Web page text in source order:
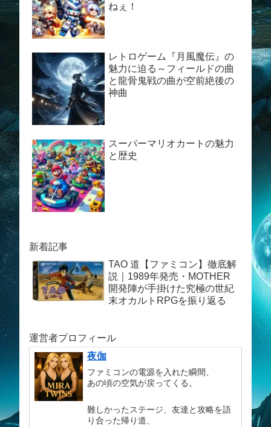
ねぇ！
レトロゲーム『月風魔伝』の
魅力に迫る～フィールドの曲
と龍骨鬼戦の曲が空前絶後の
神曲
スーパーマリオカートの魅力
と歴史
新着記事
TAO 道【ファミコン】徹底解
説｜1989年発売・MOTHER
開発陣が手掛けた究極の世紀
末オカルトRPGを振り返る
運営者プロフィール
夜伽
ファミコンの電源を入れた瞬間、
あの頃の空気が戻ってくる。
難しかったステージ、友達と攻略を語
り合った帰り道、